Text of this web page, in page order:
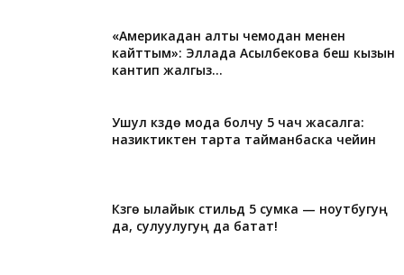
«Америкадан алты чемодан менен
кайттым»: Эллада Асылбекова беш кызын
кантип жалгыз...
Ушул күздө мода болчу 5 чач жасалга:
назиктиктен тарта тайманбаска чейин
Күзгө ылайык стильдүү 5 сумка — ноутбугуң
да, сулуулугуң да батат!